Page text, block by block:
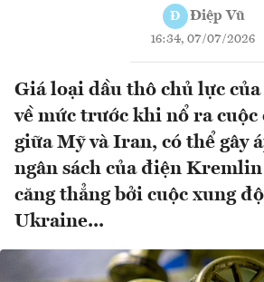
Đ Điệp Vũ
16:34, 07/07/2026
Giá loại dầu thô chủ lực của
về mức trước khi nổ ra
giữa Mỹ và Iran, có thể gây
ngân sách của điện
căng thẳng bởi cuộc xung
Ukraine...